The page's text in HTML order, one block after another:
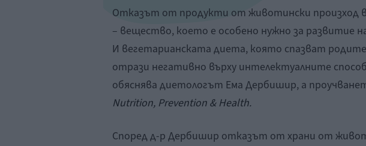
Отказът от продукти от животински произход
– вещество, което е особено нужно за развитие
И вегетарианската диета, която спазват
отрази негативно върху интелектуалните
обяснява диетологът Ема Дербишир, а
Nutrition, Prevention & Health.
Според д-р Дербишир отказът от храни от